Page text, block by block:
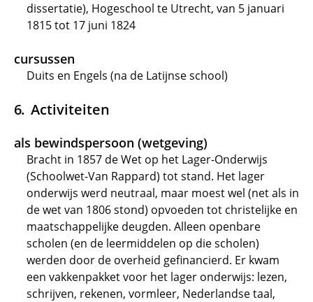
dissertatie), Hogeschool te Utrecht, van 5 januari
1815 tot 17 juni 1824
cursussen
Duits en Engels (na de Latijnse school)
Activiteiten
als bewindspersoon (wetgeving)
Bracht in 1857 de Wet op het Lager-Onderwijs
(Schoolwet-Van Rappard) tot stand. Het lager
onderwijs werd neutraal, maar moest wel (net als in
de wet van 1806 stond) opvoeden tot christelijke en
maatschappelijke deugden. Alleen openbare
scholen (en de leermiddelen op die scholen)
werden door de overheid gefinancierd. Er kwam
een vakkenpakket voor het lager onderwijs: lezen,
schrijven, rekenen, vormleer, Nederlandse taal,